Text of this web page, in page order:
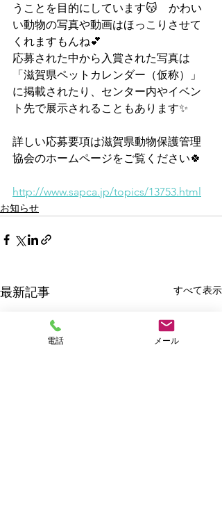
うことを目的にしています😽　かわい
い動物の写真や動画はほっこりさせて
くれますもんね💕
応募された中から入賞された写真は
「滋賀県ペットカレンダー（仮称）」
に掲載されたり、センター内やイベン
ト先で展示されることもあります✨
詳しい応募要項は滋賀県動物保護管理
協会のホームページをご覧ください🍀
http://www.sapca.jp/topics/13753.html
お知らせ
最新記事 すべて表示
電話 メール